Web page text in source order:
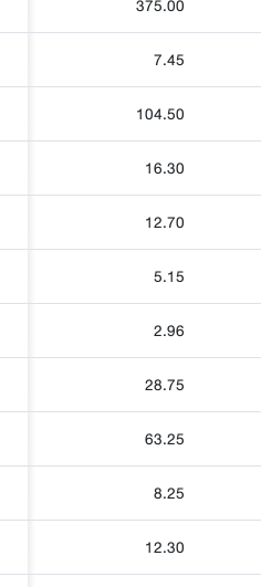
375.00
7.45
104.50
16.30
12.70
5.15
2.96
28.75
63.25
8.25
12.30